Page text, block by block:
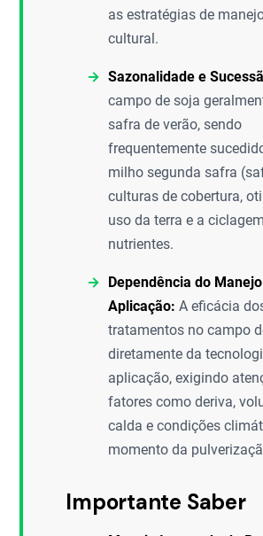
as estratégias de
cultural.
Sazonalidade e
campo de soja
safra de verão, sendo
frequentemente
milho segunda safra
culturas de cobertura,
uso da terra e a
nutrientes.
Dependência do
Aplicação: A eficácia
tratamentos no campo
diretamente da
aplicação, exigindo
fatores como deriva,
calda e condições
momento da
Importante Saber